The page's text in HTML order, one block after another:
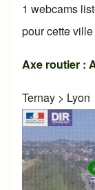
1 webcams
pour cette ville
Axe routier :
Ternay > Lyon